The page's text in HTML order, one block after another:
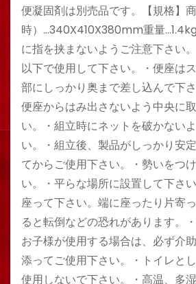
便凝固剤は別売品です。【規格】
時）…340X410X380mm重量
に指を挟まないようご注意下さい
以下で使用して下さい。・便座は
部にしっかり奥まで差し込んで下
便座からはみ出さないよう中央に
い。・組立時にネットを破かない
い。・組立後、製品がしっかり安
てからご使用下さい。・勢いをつ
い。・平らな場所に設置して下さ
座って下さい。端に座ったり片寄
ると転倒などの恐れがあります。
お子様が使用する場合は、必ず介
添ってご使用下さい。・トイレと
使用しないで下さい。・高温、多